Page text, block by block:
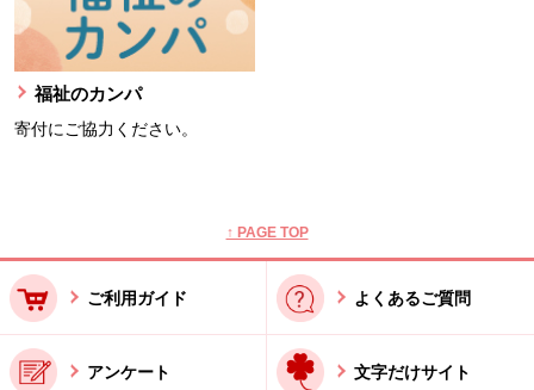
福祉のカンパ
寄付にご協力ください。
↑ PAGE TOP
ご利用ガイド よくあるご質問
アンケート 文字だけサイト